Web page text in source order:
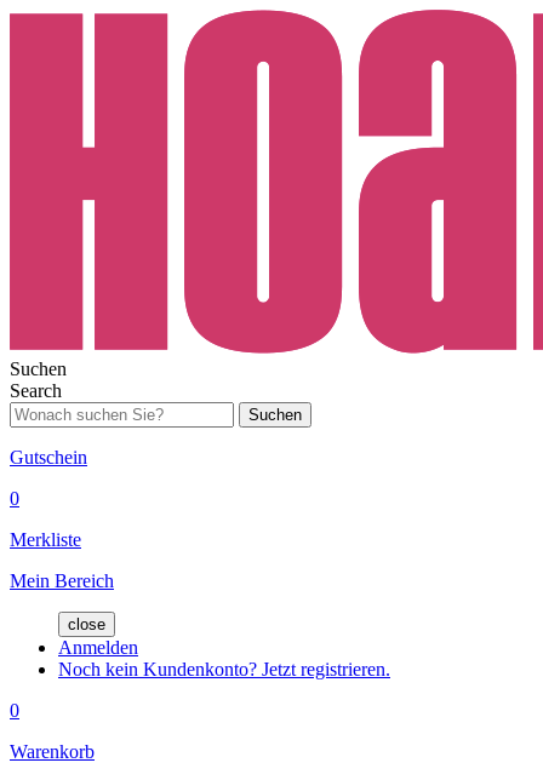
Suchen
Search
Suchen
Gutschein
0
Merkliste
Mein Bereich
close
Anmelden
Noch kein Kundenkonto? Jetzt registrieren.
0
Warenkorb